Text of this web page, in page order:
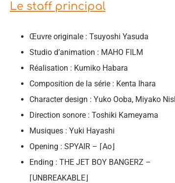
Le staff principal
Œuvre originale : Tsuyoshi Yasuda
Studio d’animation : MAHO FILM
Réalisation : Kumiko Habara
Composition de la série : Kenta Ihara
Character design : Yuko Ooba, Miyako
Direction sonore : Toshiki Kameyama
Musiques : Yuki Hayashi
Opening : SPYAIR – ⌈Ao⌋
Ending : THE JET BOY BANGERZ –
⌈UNBREAKABLE⌋